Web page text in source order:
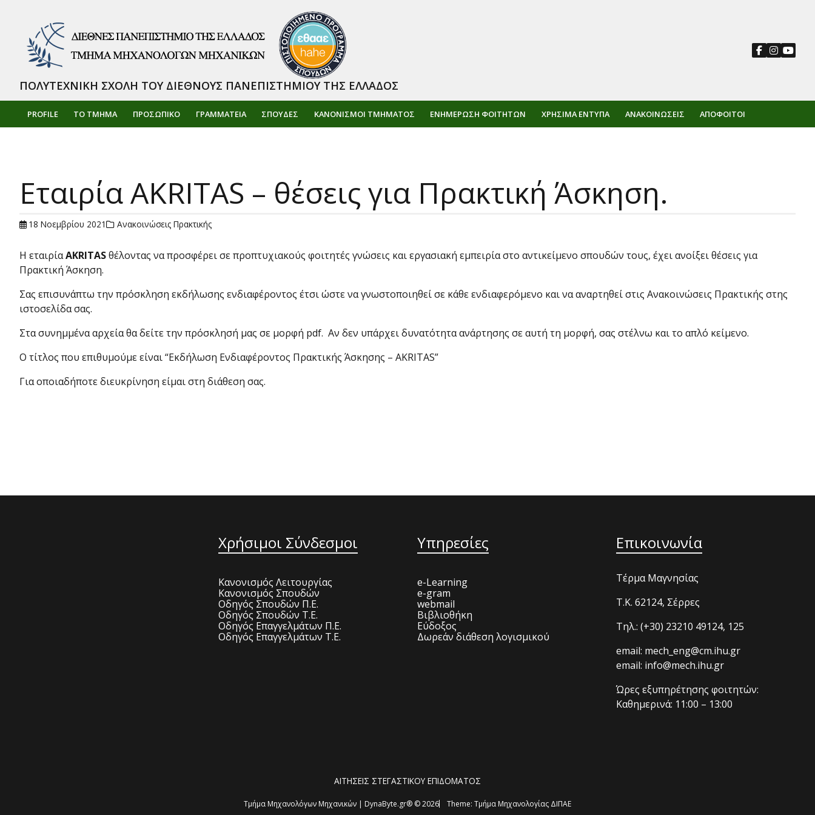
PROFILE ΤΟ ΤΜΗΜΑ ΠΡΟΣΩΠΙΚΌ ΓΡΑΜΜΑΤΕΙΑ ΣΠΟΥΔΕΣ ΚΑΝΟΝΙΣΜΟΙ ΤΜΗΜΑΤΟΣ ΕΝΗΜΈΡΩΣΗ ΦΟΙΤΗΤΏΝ ΧΡΉΣΙΜΑ ΈΝΤΥΠΑ ΑΝΑΚΟΙΝΏΣΕΙΣ ΑΠΌΦΟΙΤΟΙ
ΠΟΛΥΤΕΧΝΙΚΗ ΣΧΟΛΗ ΤΟΥ ΔΙΕΘΝΟΥΣ ΠΑΝΕΠΙΣΤΗΜΙΟΥ ΤΗΣ ΕΛΛΑΔΟΣ
Eταιρία AKRITAS – θέσεις για Πρακτική Άσκηση.
18 Νοεμβρίου 2021 Ανακοινώσεις Πρακτικής
Η εταιρίαAKRITASθέλοντας να προσφέρει σε προπτυχιακούς φοιτητές γνώσεις και εργασιακή εμπειρία στο αντικείμενο σπουδών τους, έχει ανοίξει θέσεις για
Πρακτική Άσκηση.
Σας επισυνάπτω την πρόσκληση εκδήλωσης ενδιαφέροντος έτσι ώστε να γνωστοποιηθεί σε κάθε ενδιαφερόμενο και να αναρτηθεί στις Ανακοινώσεις Πρακτικής στης
ιστοσελίδα σας.
Στα συνημμένα αρχεία θα δείτε την πρόσκλησή μας σε μορφή pdf. Αν δεν υπάρχει δυνατότητα ανάρτησης σε αυτή τη μορφή, σας στέλνω και το απλό κείμενο.
Ο τίτλος που επιθυμούμε είναι “Εκδήλωση Ενδιαφέροντος Πρακτικής Άσκησης – AKRITAS”
Για οποιαδήποτε διευκρίνηση είμαι στη διάθεση σας.
Χρήσιμοι Σύνδεσμοι
Κανονισμός Λειτουργίας
Κανονισμός Σπουδών
Οδηγός Σπουδών Π.Ε.
Οδηγός Σπουδών Τ.Ε.
Οδηγός Επαγγελμάτων Π.Ε.
Οδηγός Επαγγελμάτων Τ.Ε.
Υπηρεσίες
e-Learning
e-gram
webmail
Βιβλιοθήκη
Εύδοξος
Δωρεάν διάθεση λογισμικού
Επικοινωνία
Τέρμα Μαγνησίας
T.K. 62124, Σέρρες
Τηλ.: (+30) 23210 49124, 125
email: mech_eng@cm.ihu.gr
email: info@mech.ihu.gr
Ώρες εξυπηρέτησης φοιτητών:
Καθημερινά: 11:00 – 13:00
ΑΙΤΗΣΕΙΣ ΣΤΕΓΑΣΤΙΚΟΥ ΕΠΙΔΟΜΑΤΟΣ
Τμήμα Μηχανολόγων Μηχανικών | DynaByte.gr® © 2026 Theme: Τμήμα Μηχανολογίας ΔΙΠΑΕ